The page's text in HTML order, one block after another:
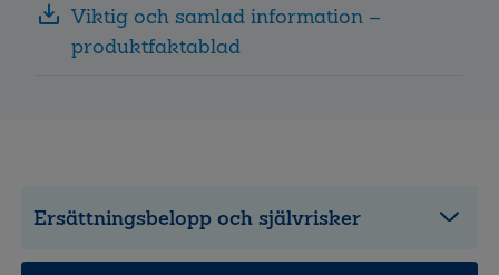
Viktig och samlad information –
produktfaktablad
Ersättningsbelopp och självrisker